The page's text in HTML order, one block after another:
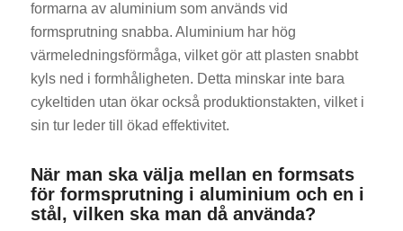
formarna av aluminium som används vid
formsprutning snabba. Aluminium har hög
värmeledningsförmåga, vilket gör att plasten snabbt
kyls ned i formhåligheten. Detta minskar inte bara
cykeltiden utan ökar också produktionstakten, vilket i
sin tur leder till ökad effektivitet.
När man ska välja mellan en formsats
för formsprutning i aluminium och en i
stål, vilken ska man då använda?
AR
ES
KO
PT
CS
FI